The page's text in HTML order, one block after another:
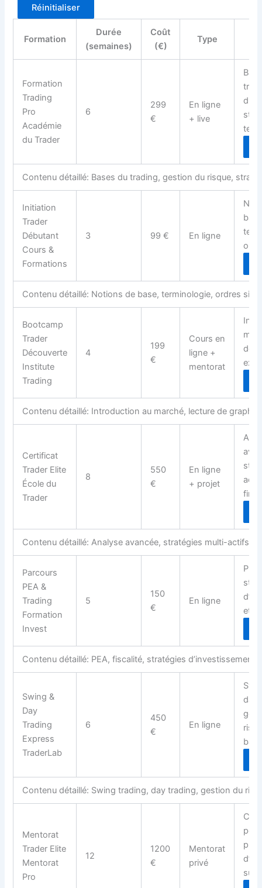
Réinitialiser
Formation
Durée
(semaines)
Coût
(€)
Type
Formation
Trading
Pro
Académie
du Trader
6
299
€
En ligne
+ live
du
Contenu détaillé: Bases du trading, gestion du risque,
Initiation
Trader
Débutant
Cours &
Formations
3 99 € En ligne
Contenu détaillé: Notions de base, terminologie, ordres
Bootcamp
Trader
Découverte
Institute
Trading
4
199
€
Cours en
ligne +
mentorat
de
Contenu détaillé: Introduction au marché, lecture de
Certificat
Trader Elite
École du
Trader
8
550
€
En ligne
+ projet
final
Contenu détaillé: Analyse avancée, stratégies multi-actifs,
Parcours
PEA &
Trading
Formation
Invest
5
150
€
En ligne
et
Contenu détaillé: PEA, fiscalité, stratégies d’investissement
Swing &
Day
Trading
Express
TraderLab
6
450
€
En ligne
day
Contenu détaillé: Swing trading, day trading, gestion du
Mentorat
Trader Elite
Mentorat
Pro
12
1200
€
Mentorat
privé
plan